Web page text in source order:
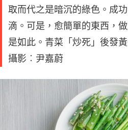
取而代之是暗沉的綠色。成
滴。可是，愈簡單的東西，
是如此。青菜「炒死」後發
攝影︰尹嘉蔚